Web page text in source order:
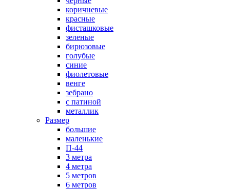
коричневые
красные
фисташковые
зеленые
бирюзовые
голубые
синие
фиолетовые
венге
зебрано
с патиной
металлик
Размер
большие
маленькие
П-44
3 метра
4 метра
5 метров
6 метров